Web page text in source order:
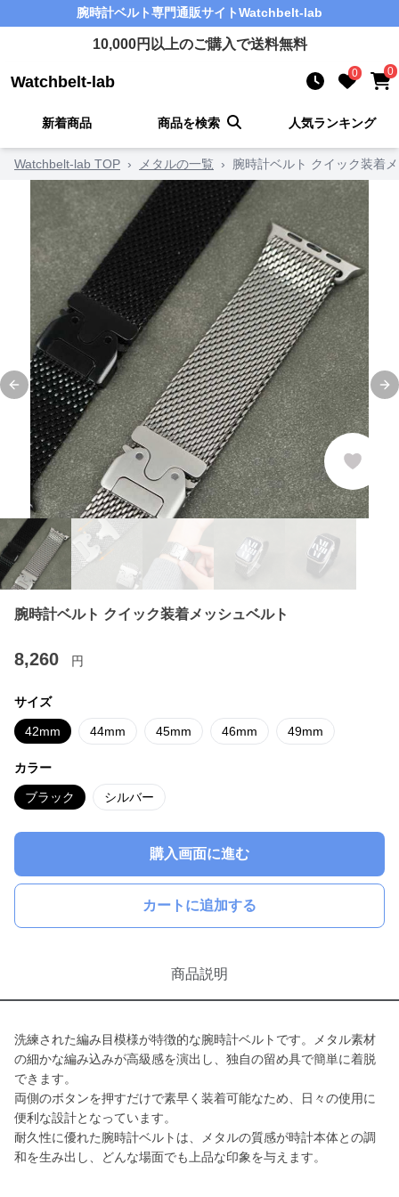
腕時計ベルト専門通販サイトWatchbelt-lab
10,000円以上のご購入で送料無料
Watchbelt-lab 0 0
新着商品 商品を検索 人気ランキング
Watchbelt-lab TOP › メタルの一覧 › 腕時計ベルト クイック装着
Previous slide
腕時計ベルト クイック装着メッシュベルト
8,260 円
サイズ
42mm 44mm 45mm 46mm 49mm
カラー
ブラック シルバー
購入画面に進む
カートに追加する
商品説明
洗練された編み目模様が特徴的な腕時計ベルトです。メタル素材
の細かな編み込みが高級感を演出し、独自の留め具で簡単に着脱
できます。
両側のボタンを押すだけで素早く装着可能なため、日々の使用に
便利な設計となっています。
耐久性に優れた腕時計ベルトは、メタルの質感が時計本体との調
和を生み出し、どんな場面でも上品な印象を与えます。